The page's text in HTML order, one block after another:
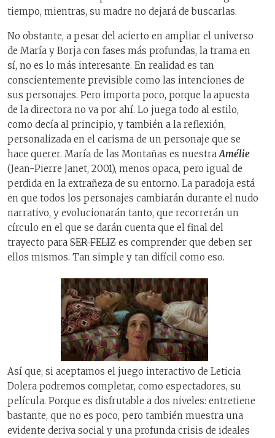
tiempo, mientras, su madre no dejará de buscarlas.
No obstante, a pesar del acierto en ampliar el universo
de María y Borja con fases más profundas, la trama en
sí, no es lo más interesante. En realidad es tan
conscientemente previsible como las intenciones de
sus personajes. Pero importa poco, porque la apuesta
de la directora no va por ahí. Lo juega todo al estilo,
como decía al principio, y también a la reflexión,
personalizada en el carisma de un personaje que se
hace querer. María de las Montañas es nuestraAmélie
(Jean-Pierre Janet, 2001), menos opaca, pero igual de
perdida en la extrañeza de su entorno. La paradoja está
en que todos los personajes cambiarán durante el nudo
narrativo, y evolucionarán tanto, que recorrerán un
círculo en el que se darán cuenta que el final del
trayecto para SER FELIZ es comprender que deben ser
ellos mismos. Tan simple y tan difícil como eso.
Así que, si aceptamos el juego interactivo de Leticia
Dolera podremos completar, como espectadores, su
película. Porque es disfrutable a dos niveles: entretiene
bastante, que no es poco, pero también muestra una
evidente deriva social y una profunda crisis de ideales